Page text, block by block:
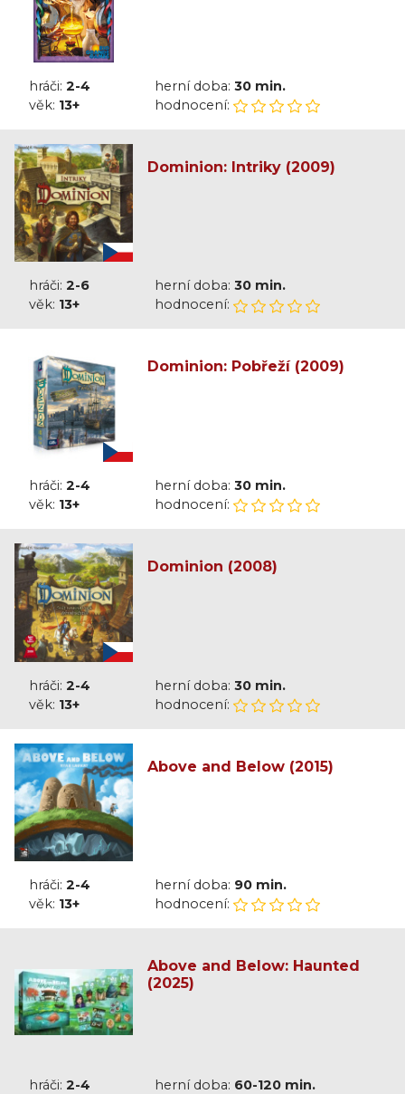
hráči: 2-4 herní doba: 30 min.
věk: 13+ hodnocení:
Dominion: Intriky (2009)
hráči: 2-6 herní doba: 30 min.
věk: 13+ hodnocení:
Dominion: Pobřeží (2009)
hráči: 2-4 herní doba: 30 min.
věk: 13+ hodnocení:
Dominion (2008)
hráči: 2-4 herní doba: 30 min.
věk: 13+ hodnocení:
Above and Below (2015)
hráči: 2-4 herní doba: 90 min.
věk: 13+ hodnocení:
Above and Below: Haunted
(2025)
hráči: 2-4 herní doba: 60-120 min.